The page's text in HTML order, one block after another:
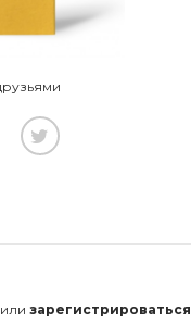
или зарегистрироваться